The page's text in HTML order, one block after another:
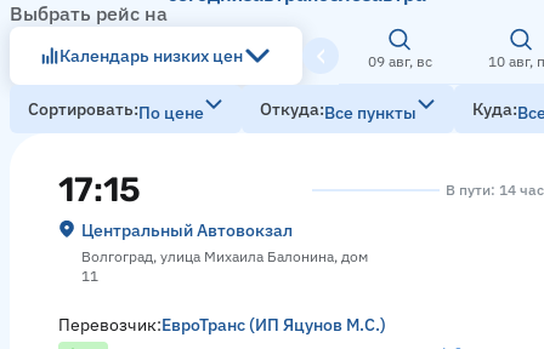
Выбрать рейс на
Календарь низких цен 09 авг, вс 10 авг,
Сортировать По цене Откуда Все пункты Куда
17:15
Центральный Автовокзал
Волгоград, улица Михаила Балонина, дом
11
В пути: 14
Перевозчик:ЕвроТранс (ИП Яцунов М.С.)